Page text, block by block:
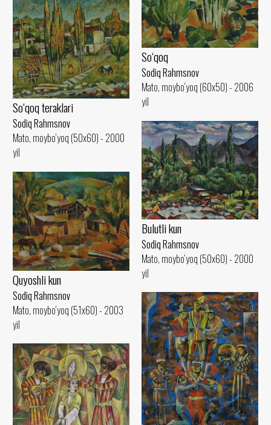
So‘qoq
Sodiq Rahmsnov
Mato, moybo‘yoq (60x50) - 2006
yil
So‘qoq teraklari
Sodiq Rahmsnov
Mato, moybo‘yoq (50x60) - 2000
yil
Bulutli kun
Sodiq Rahmsnov
Mato, moybo‘yoq (50x60) - 2000
yil
Quyoshli kun
Sodiq Rahmsnov
Mato, moybo‘yoq (51x60) - 2003
yil